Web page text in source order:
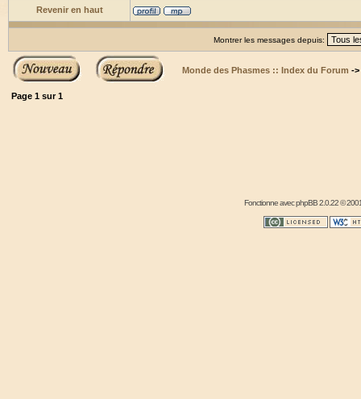
Revenir en haut
Montrer les messages depuis:
Monde des Phasmes :: Index du Forum ->
Page 1 sur1
Fonctionne avecphpBB2.0.22 ©